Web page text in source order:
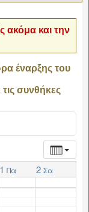
ακόμα και την
έναρξης του
συνθήκες
1 Πα 2 Σα